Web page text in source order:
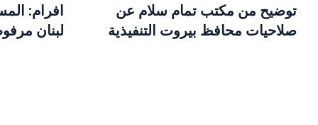
توضيح من مكتب تمام سلام عن
صلاحيات محافظ بيروت التنفيذية
افرام:
لبنان